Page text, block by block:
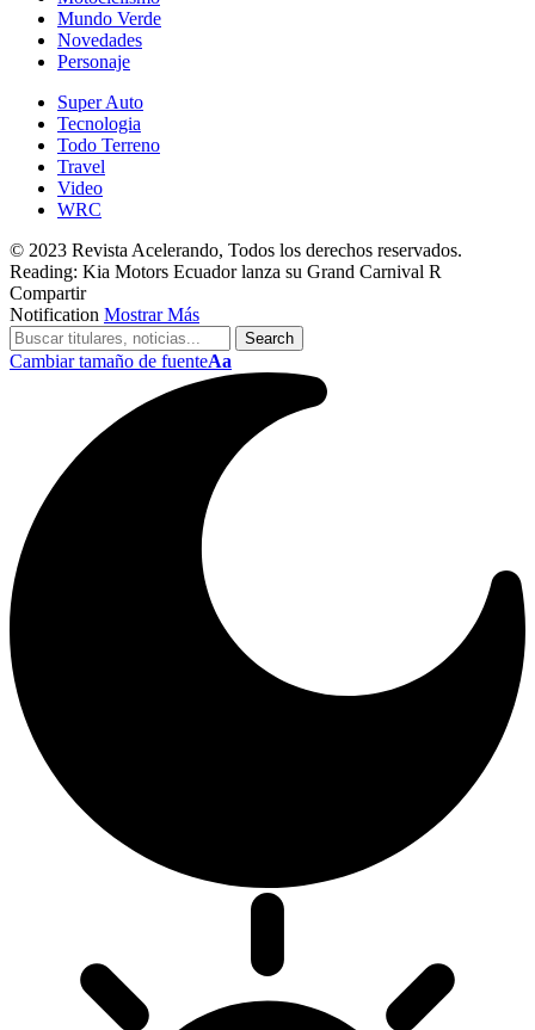
Mundo Verde
Novedades
Personaje
Super Auto
Tecnologia
Todo Terreno
Travel
Video
WRC
© 2023 Revista Acelerando, Todos los derechos reservados.
Reading: Kia Motors Ecuador lanza su Grand Carnival R
Compartir
Notification Mostrar Más
Cambiar tamaño de fuenteAa